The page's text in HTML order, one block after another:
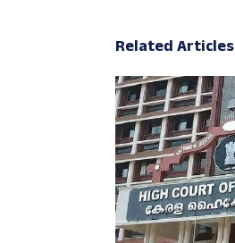
Related Articles